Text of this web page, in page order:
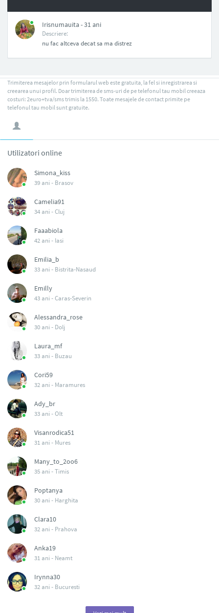
Irisnumauita - 31 ani
Descriere:
nu fac altceva decat sa ma distrez
Trimiterea mesajelor prin formularul web este gratuita, la fel si inregistrarea si
creearea unui profil. Doar trimiterea de sms-uri de pe telefonul tau mobil creeaza
costuri: 2euro+tva/sms trimis la 1550. Toate mesajele de contact primite pe
telefonul tau mobil sunt gratuite.
Utilizatori online
Simona_kiss
39 ani - Brasov
Camelia91
34 ani -Cluj
Faaabiola
42 ani - Iasi
Emilia_b
33 ani - Bistrita-Nasaud
Emilly
43 ani -Caras-Severin
Alessandra_rose
30 ani - Dolj
Laura_mf
33 ani - Buzau
Cori59
32 ani - Maramures
Ady_br
33 ani -Olt
Visanrodica51
31 ani - Mures
Many_to_2oo6
35 ani -Timis
Poptanya
30 ani - Harghita
Clara10
32 ani - Prahova
Anka19
31 ani - Neamt
Irynna30
32 ani - Bucuresti